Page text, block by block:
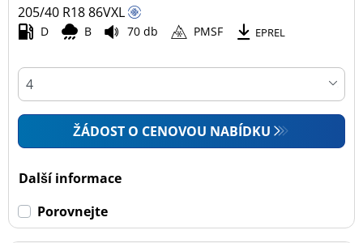
205/40 R1886VXL
D B 70 db PMSF EPREL
ŽÁDOST O CENOVOU NABÍDKU
Další informace
Porovnejte